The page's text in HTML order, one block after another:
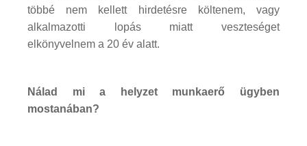
többé nem kellett hirdetésre költenem, vagy
alkalmazotti lopás miatt veszteséget
elkönyvelnem a 20 év alatt.
Nálad mi a helyzet munkaerő ügyben
mostanában?